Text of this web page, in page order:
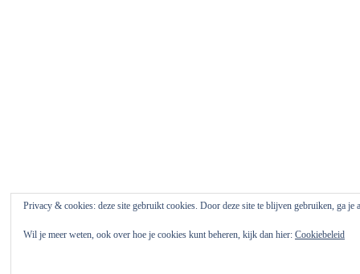
Privacy & cookies: deze site gebruikt cookies. Door deze site te blijven gebruiken, ga je
Wil je meer weten, ook over hoe je cookies kunt beheren, kijk dan hier: Cookiebeleid